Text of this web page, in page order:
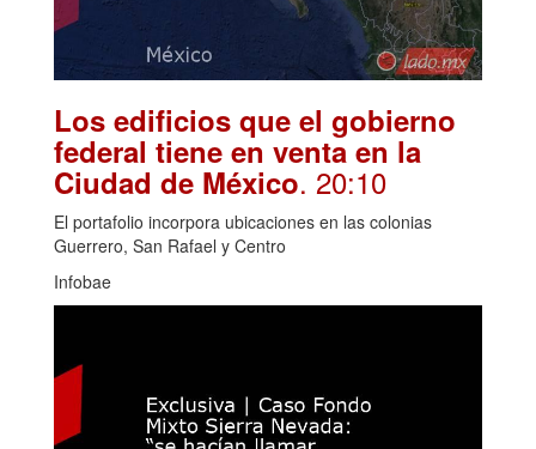
Los edificios que el gobierno
federal tiene en venta en la
Ciudad de México. 20:10
El portafolio incorpora ubicaciones en las colonias
Guerrero, San Rafael y Centro
Infobae